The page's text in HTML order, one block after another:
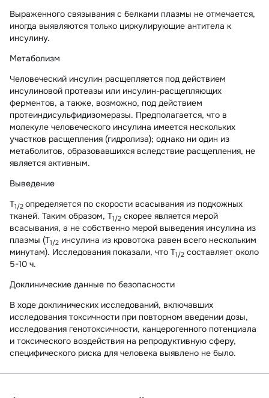
Выраженного связывания с белками плазмы не отмечается,
иногда выявляются только циркулирующие антитела к
инсулину.
Метаболизм
Человеческий инсулин расщепляется под действием
инсулиновой протеазы или инсулин-расщепляющих
ферментов, а также, возможно, под действием
протеиндисульфидизомеразы. Предполагается, что в
молекуле человеческого инсулина имеется нескольких
участков расщепления (гидролиза); однако ни один из
метаболитов, образовавшихся вследствие расщепления, не
является активным.
Выведение
T1/2 определяется по скорости всасывания из подкожных
тканей. Таким образом, T1/2 скорее является мерой
всасывания, а не собственно мерой выведения инсулина из
плазмы (T1/2 инсулина из кровотока равен всего нескольким
минутам). Исследования показали, что T1/2 составляет около
5-10 ч.
Доклинические данные по безопасности
В ходе доклинических исследований, включавших
исследования токсичности при повторном введении дозы,
исследования генотоксичности, канцерогенного потенциала
и токсического воздействия на репродуктивную сферу,
специфического риска для человека выявлено не было.